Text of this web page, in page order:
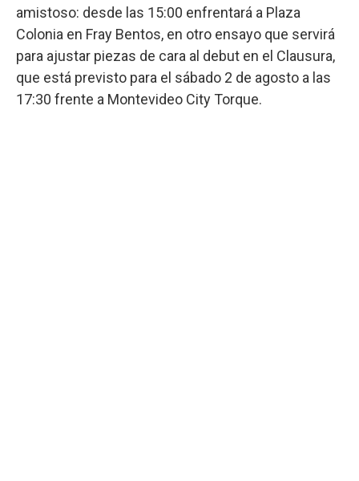
amistoso: desde las 15:00 enfrentará a Plaza
Colonia en Fray Bentos, en otro ensayo que servirá
para ajustar piezas de cara al debut en el Clausura,
que está previsto para el sábado 2 de agosto a las
17:30 frente a Montevideo City Torque.